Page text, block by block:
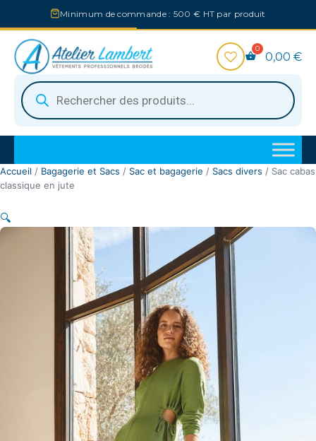
au
contenu
Minimum de commande : 500 € HT par produit
Recherche
de
produits
0,00 €
Accueil / Bagagerie et Sacs / Sac et bagagerie / Sacs divers / Sac cabas
classique en jute
🔍